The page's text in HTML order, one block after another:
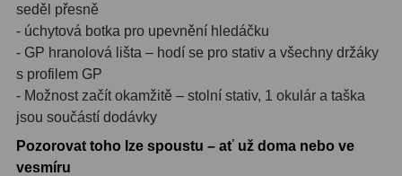
Mlhovinové
OIII3
Hβ4
SII 2
Planetární
seděl přesně
- úchytová botka pro upevnění hledáčku
- GP hranolová lišta – hodí se pro stativ a všechny držáky
s profilem GP
- Možnost začít okamžitě – stolní stativ, 1 okulár a taška
jsou součástí dodávky
Pozorovat toho lze spoustu – ať už doma nebo ve
vesmíru